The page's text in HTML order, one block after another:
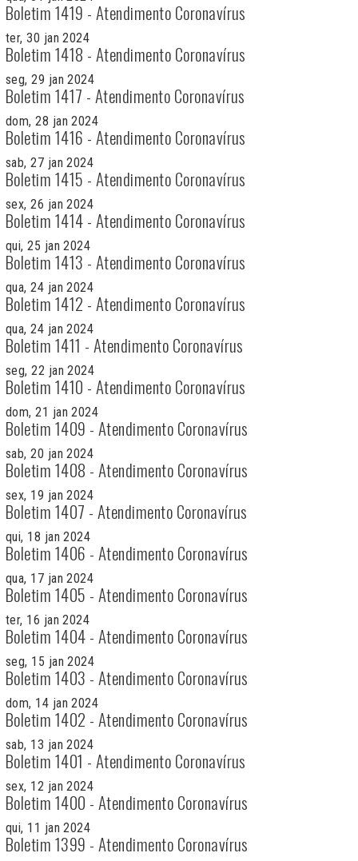
Boletim 1419 - Atendimento Coronavírus
ter, 30 jan 2024
Boletim 1418 - Atendimento Coronavírus
seg, 29 jan 2024
Boletim 1417 - Atendimento Coronavírus
dom, 28 jan 2024
Boletim 1416 - Atendimento Coronavírus
sab, 27 jan 2024
Boletim 1415 - Atendimento Coronavírus
sex, 26 jan 2024
Boletim 1414 - Atendimento Coronavírus
qui, 25 jan 2024
Boletim 1413 - Atendimento Coronavírus
qua, 24 jan 2024
Boletim 1412 - Atendimento Coronavírus
qua, 24 jan 2024
Boletim 1411 - Atendimento Coronavírus
seg, 22 jan 2024
Boletim 1410 - Atendimento Coronavírus
dom, 21 jan 2024
Boletim 1409 - Atendimento Coronavírus
sab, 20 jan 2024
Boletim 1408 - Atendimento Coronavírus
sex, 19 jan 2024
Boletim 1407 - Atendimento Coronavírus
qui, 18 jan 2024
Boletim 1406 - Atendimento Coronavírus
qua, 17 jan 2024
Boletim 1405 - Atendimento Coronavírus
ter, 16 jan 2024
Boletim 1404 - Atendimento Coronavírus
seg, 15 jan 2024
Boletim 1403 - Atendimento Coronavírus
dom, 14 jan 2024
Boletim 1402 - Atendimento Coronavírus
sab, 13 jan 2024
Boletim 1401 - Atendimento Coronavírus
sex, 12 jan 2024
Boletim 1400 - Atendimento Coronavírus
qui, 11 jan 2024
Boletim 1399 - Atendimento Coronavírus